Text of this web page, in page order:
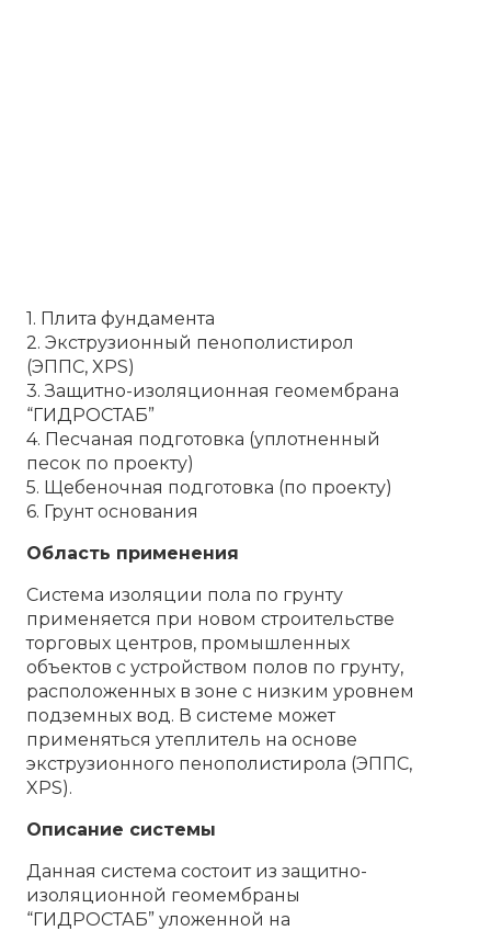
1. Плита фундамента
2. Экструзионный пенополистирол
(ЭППС, XPS)
3. Защитно-изоляционная геомембрана
“ГИДРОСТАБ”
4. Песчаная подготовка (уплотненный
песок по проекту)
5. Щебеночная подготовка (по проекту)
6. Грунт основания
Область применения
Система изоляции пола по грунту
применяется при новом строительстве
торговых центров, промышленных
объектов с устройством полов по грунту,
расположенных в зоне с низким уровнем
подземных вод. В системе может
применяться утеплитель на основе
экструзионного пенополистирола (ЭППС,
XPS).
Описание системы
Данная система состоит из защитно-
изоляционной геомембраны
“ГИДРОСТАБ” уложенной на